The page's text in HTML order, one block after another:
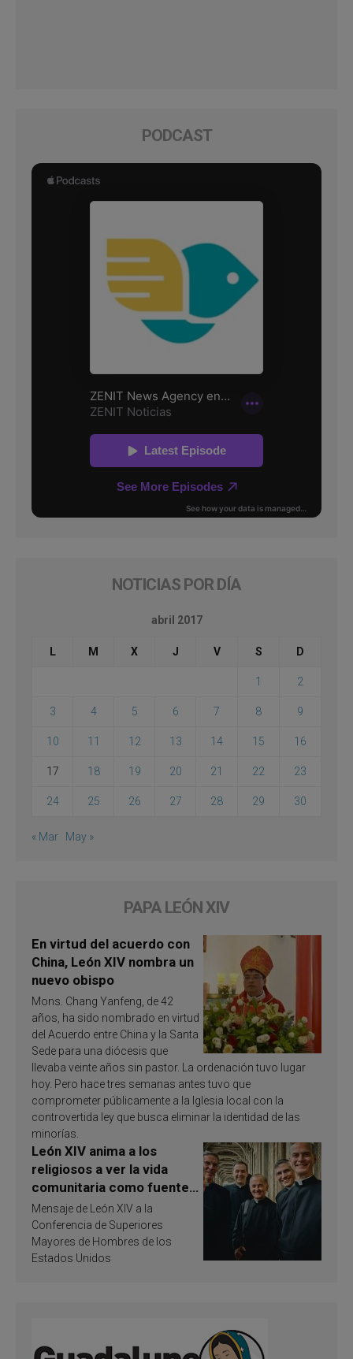
PODCAST
NOTICIAS POR DÍA
abril 2017
L M X J V S D
1 2
3 4 5 6 7 8 9
10 11 12 13 14 15 16
17 18 19 20 21 22 23
24 25 26 27 28 29 30
« Mar May »
PAPA LEÓN XIV
En virtud del acuerdo con
China, León XIV nombra un
nuevo obispo
Mons. Chang Yanfeng, de 42
años, ha sido nombrado en virtud
del Acuerdo entre China y la Santa
Sede para una diócesis que
llevaba veinte años sin pastor. La ordenación tuvo lugar
hoy. Pero hace tres semanas antes tuvo que
comprometer públicamente a la Iglesia local con la
controvertida ley que busca eliminar la identidad de las
minorías.
León XIV anima a los
religiosos a ver la vida
comunitaria como fuente
de inspiración y
santificación
Mensaje de León XIV a la
Conferencia de Superiores
Mayores de Hombres de los
Estados Unidos